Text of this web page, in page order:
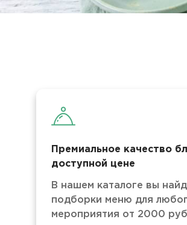
Премиальное качество
доступной цене
В нашем каталоге вы
подборки меню для
мероприятия от 2000